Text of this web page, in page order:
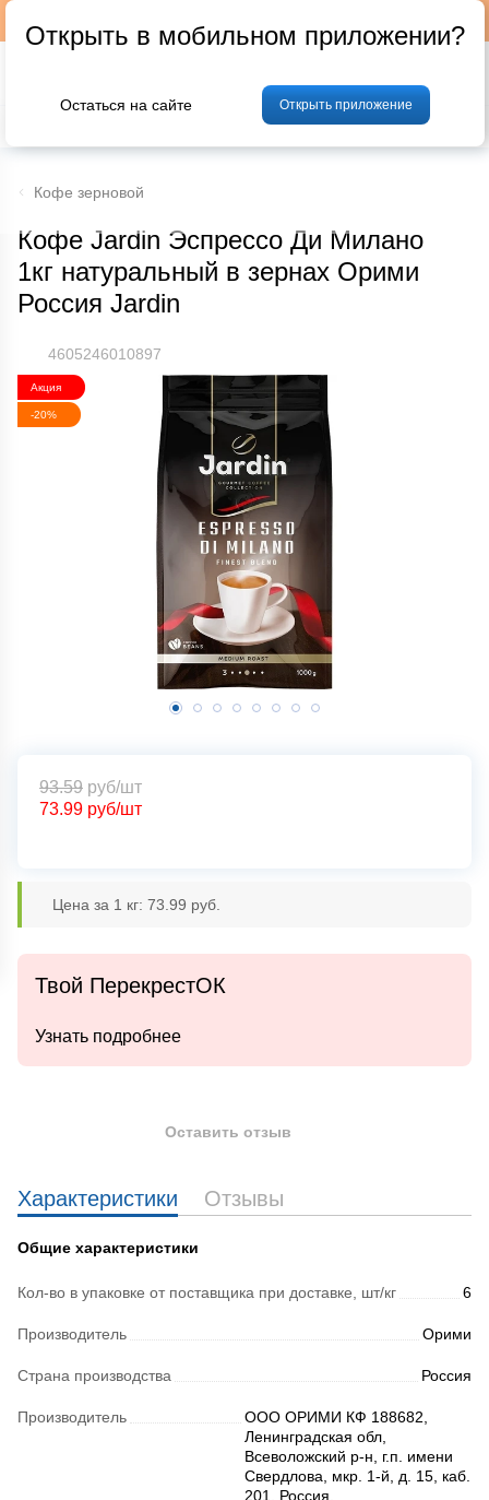
Фрукты и овощи Мясо Птица
Кофе зерновой
Кофе Jardin Эспрессо Ди Милано
1кг натуральный в зернах Орими
Россия Jardin
4605246010897
Акция
-20%
73.99 руб/шт
93.59 руб/шт
Цена за 1 кг: 73.99 руб.
Характеристики Отзывы
Общие характеристики
Кол-во в упаковке от поставщика при доставке, шт/кг 6
Производитель Орими
Страна производства Россия
Производитель
ООО ОРИМИ КФ 188682,
Ленинградская обл,
Всеволожский р-н, г.п. имени
Свердлова, мкр. 1-й, д. 15, каб.
201, Россия.
Твой ПерекрестОК
Узнать подробнее
Оставить отзыв
Открыть в мобильном приложении?
Остаться на сайте Открыть приложение